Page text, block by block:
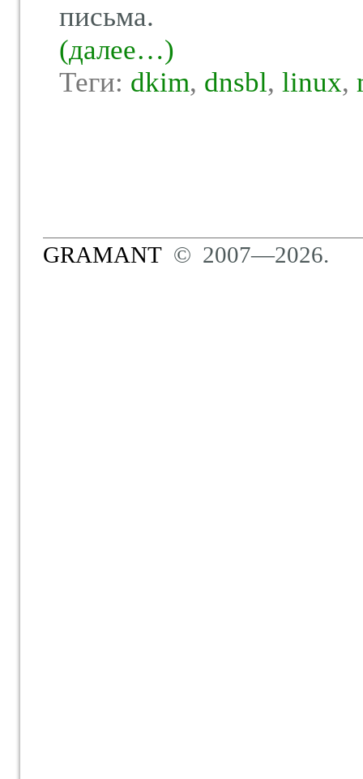
письма.
(далее…)
Теги: dkim, dnsbl, linux,
GRAMANT © 2007—2026.